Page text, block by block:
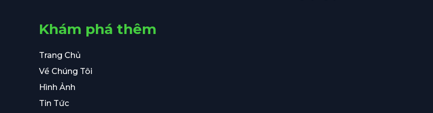
Khám phá thêm
Trang Chủ
Về Chúng Tôi
Hình Ảnh
Tin Tức